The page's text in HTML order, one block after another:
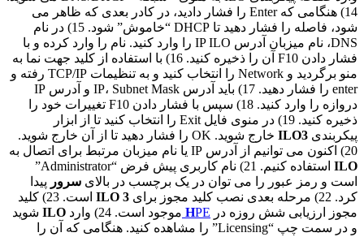
14) هنگامی که Enter را فشار دادید، در کادر بعدی که ظاهر می
شود، فاصله را فشار دهید تا DHCP “خاموش” شود. 15) در نام
DNS، نام میزبان آدرس IP ILO را وارد کنید. نام را وارد کرده و با
فشار دادن F10 آن را ذخیره کنید. 16) با استفاده از کلید جهت نما به
منو برگردید و Network را انتخاب کنید و به تنظیمات TCP/IP رفته و
enter را فشار دهید. 17) باید آدرس IP، Subnet Mask و آدرس IP
دروازه را وارد کنید. 18) سپس با فشار دادن F10 تغییرات خود را
ذخیره کنید. 19) در منوی فایل Exit را انتخاب کنید تا از ابزار
پیکربندی ILO3
خارج شوید. OK را فشار دهید تا از آن خارج شوید.
20) اکنون می توانیم از آدرس IP یا نام میزبان مرتبط برای اتصال به
ILO
استفاده کنیم. 21) نام کاربری پیش فرض “Administrator”
است و رمز عبور را می توان در یک برچسب در بالای سرور پیدا
کرد. 22) مرحله بعدی نصب کلید مجوز برای
ILO 3
است. 23) کلید
مجوز ارزیابی شش روزه در
HPE موجود است. 24) وارد ILO شوید
و در سمت چپ “Licensing” را مشاهده کنید. هنگامی که آن را